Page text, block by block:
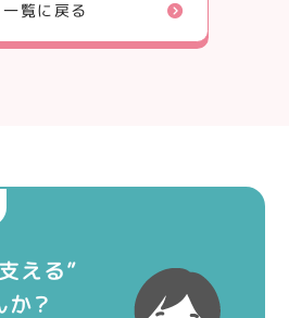
一覧に戻る
える”
？